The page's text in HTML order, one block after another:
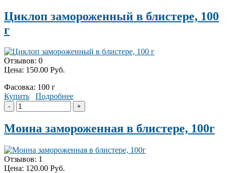
Циклоп замороженный в блистере, 100
г
Отзывов: 0
Цена: 150.00 Руб.
Фасовка: 100 г
Купить
Подробнее
Моина замороженная в блистере, 100г
Отзывов: 1
Цена: 120.00 Руб.